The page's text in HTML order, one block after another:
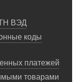
ВЭД
коды
платежей
товарами